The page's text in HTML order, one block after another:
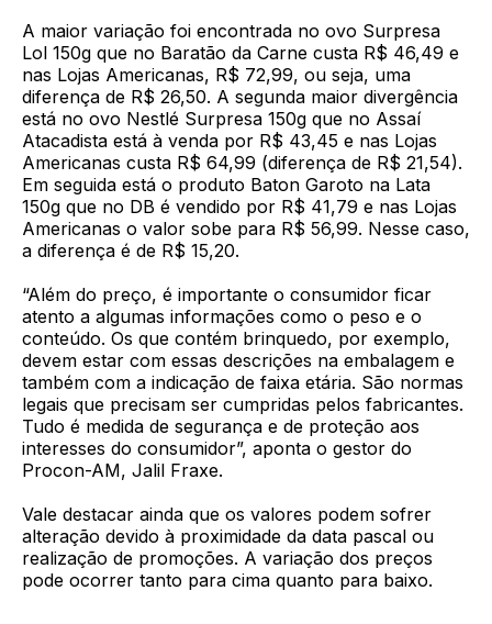
A maior variação foi encontrada no ovo Surpresa
Lol 150g que no Baratão da Carne custa R$ 46,49 e
nas Lojas Americanas, R$ 72,99, ou seja, uma
diferença de R$ 26,50. A segunda maior divergência
está no ovo Nestlé Surpresa 150g que no Assaí
Atacadista está à venda por R$ 43,45 e nas Lojas
Americanas custa R$ 64,99 (diferença de R$ 21,54).
Em seguida está o produto Baton Garoto na Lata
150g que no DB é vendido por R$ 41,79 e nas Lojas
Americanas o valor sobe para R$ 56,99. Nesse caso,
a diferença é de R$ 15,20.
“Além do preço, é importante o consumidor ficar
atento a algumas informações como o peso e o
conteúdo. Os que contém brinquedo, por exemplo,
devem estar com essas descrições na embalagem e
também com a indicação de faixa etária. São normas
legais que precisam ser cumpridas pelos fabricantes.
Tudo é medida de segurança e de proteção aos
interesses do consumidor”, aponta o gestor do
Procon-AM, Jalil Fraxe.
Vale destacar ainda que os valores podem sofrer
alteração devido à proximidade da data pascal ou
realização de promoções. A variação dos preços
pode ocorrer tanto para cima quanto para baixo.